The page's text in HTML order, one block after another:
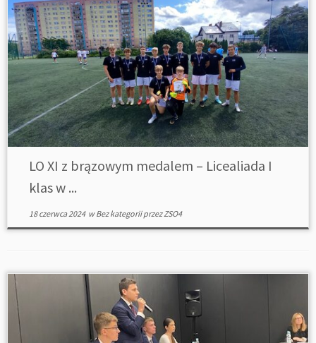
LO XI z brązowym medalem – Licealiada I
klas w ...
18 czerwca 2024wBez kategoriiprzezZSO4